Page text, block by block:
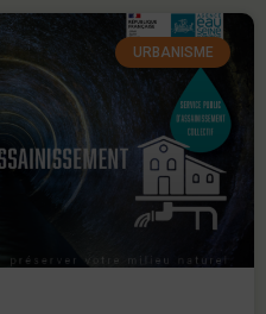
URBANISME